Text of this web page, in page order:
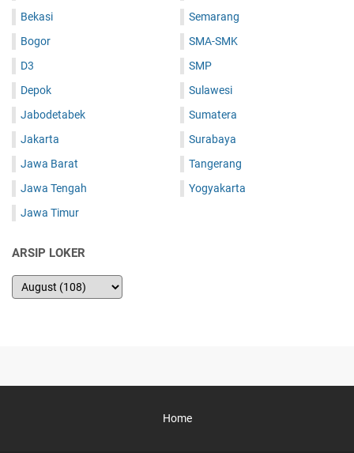
Bekasi
Bogor
D3
Depok
Jabodetabek
Jakarta
Jawa Barat
Jawa Tengah
Jawa Timur
Semarang
SMA-SMK
SMP
Sulawesi
Sumatera
Surabaya
Tangerang
Yogyakarta
ARSIP LOKER
Home